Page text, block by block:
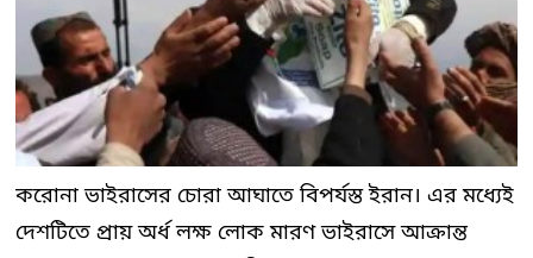
করোনা ভাইরাসের চোরা আঘাতে বিপর্যস্ত ইরান। এর মধ্যেই
দেশটিতে প্রায় অর্ধ লক্ষ লোক মারণ ভাইরাসে আক্রান্ত